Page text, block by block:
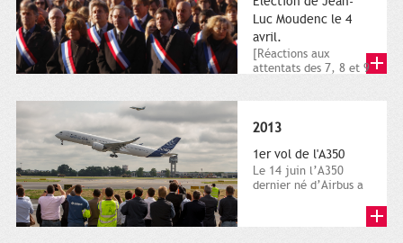
Luc Moudenc le 4
avril.
[Réactions aux
attentats des 7, 8 et 9
2013
1er vol de l'A350
Le 14 juin l’A350
dernier né d’Airbus a